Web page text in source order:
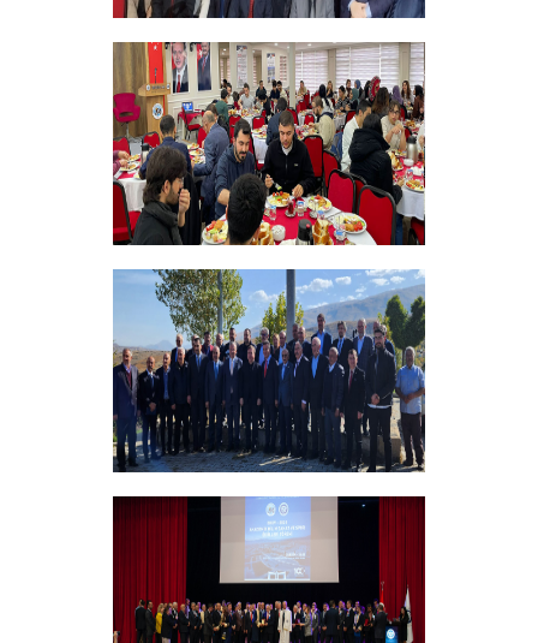
Vakfımızın 28. Olağan genel kurulu
Yapıldı
+
Bursiyer Tanışma Toplantısı Yapıldı
+
Vakıf Yönetim Kurulumuz Erzincan
Kemah'da Bir Takım Ziyaretlerde
+